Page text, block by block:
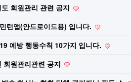
회원관리 관련 공지
턴앱(안드로이드용) 입니다.
예방 행동수칙 10가지 입니다.
회원관리관련 공지